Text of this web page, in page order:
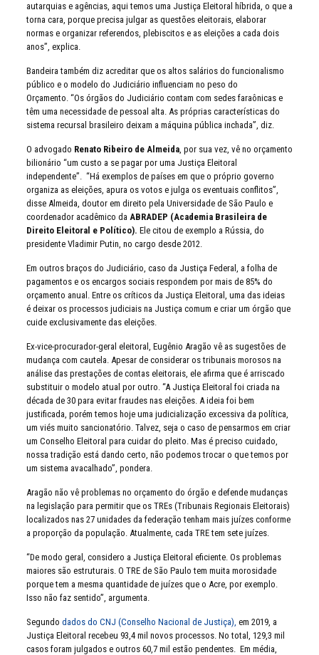
autarquias e agências, aqui temos uma Justiça Eleitoral híbrida, o que a
torna cara, porque precisa julgar as questões eleitorais, elaborar
normas e organizar referendos, plebiscitos e as eleições a cada dois
anos”, explica.
Bandeira também diz acreditar que os altos salários do funcionalismo
público e o modelo do Judiciário influenciam no peso do
Orçamento. “Os órgãos do Judiciário contam com sedes faraônicas e
têm uma necessidade de pessoal alta. As próprias características do
sistema recursal brasileiro deixam a máquina pública inchada”, diz.
O advogado Renato Ribeiro de Almeida, por sua vez, vê no orçamento
bilionário “um custo a se pagar por uma Justiça Eleitoral
independente”. “Há exemplos de países em que o próprio governo
organiza as eleições, apura os votos e julga os eventuais conflitos”,
disse Almeida, doutor em direito pela Universidade de São Paulo e
coordenador acadêmico da ABRADEP (Academia Brasileira de
Direito Eleitoral e Político). Ele citou de exemplo a Rússia, do
presidente Vladimir Putin, no cargo desde 2012.
Em outros braços do Judiciário, caso da Justiça Federal, a folha de
pagamentos e os encargos sociais respondem por mais de 85% do
orçamento anual. Entre os críticos da Justiça Eleitoral, uma das ideias
é deixar os processos judiciais na Justiça comum e criar um órgão que
cuide exclusivamente das eleições.
Ex-vice-procurador-geral eleitoral, Eugênio Aragão vê as sugestões de
mudança com cautela. Apesar de considerar os tribunais morosos na
análise das prestações de contas eleitorais, ele afirma que é arriscado
substituir o modelo atual por outro. “A Justiça Eleitoral foi criada na
década de 30 para evitar fraudes nas eleições. A ideia foi bem
justificada, porém temos hoje uma judicialização excessiva da política,
um viés muito sancionatório. Talvez, seja o caso de pensarmos em criar
um Conselho Eleitoral para cuidar do pleito. Mas é preciso cuidado,
nossa tradição está dando certo, não podemos trocar o que temos por
um sistema avacalhado”, pondera.
Aragão não vê problemas no orçamento do órgão e defende mudanças
na legislação para permitir que os TREs (Tribunais Regionais Eleitorais)
localizados nas 27 unidades da federação tenham mais juízes conforme
a proporção da população. Atualmente, cada TRE tem sete juízes.
“De modo geral, considero a Justiça Eleitoral eficiente. Os problemas
maiores são estruturais. O TRE de São Paulo tem muita morosidade
porque tem a mesma quantidade de juízes que o Acre, por exemplo.
Isso não faz sentido”, argumenta.
Segundo dados do CNJ (Conselho Nacional de Justiça), em 2019, a
Justiça Eleitoral recebeu 93,4 mil novos processos. No total, 129,3 mil
casos foram julgados e outros 60,7 mil estão pendentes. Em média,